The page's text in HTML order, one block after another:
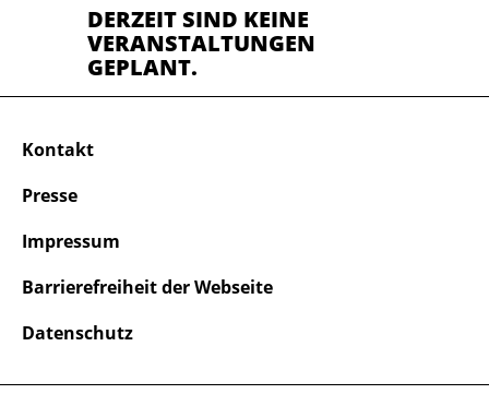
DERZEIT SIND KEINE
VERANSTALTUNGEN
GEPLANT.
Kontakt
Presse
Impressum
Barrierefreiheit der Webseite
Datenschutz